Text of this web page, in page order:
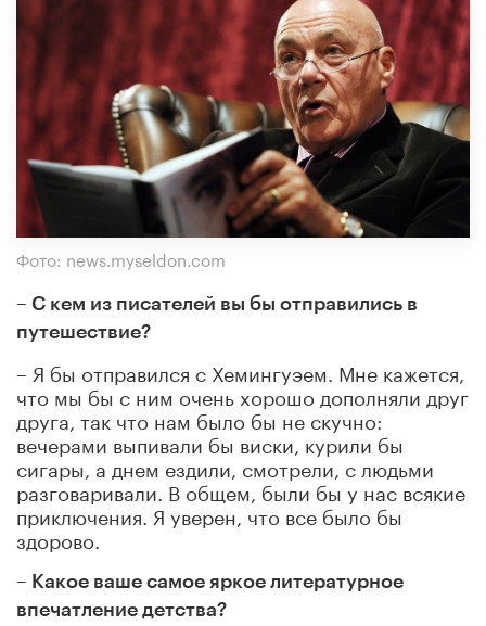
Фото: news.myseldon.com
– С кем из писателей вы бы отправились в
путешествие?
– Я бы отправился с Хемингуэем. Мне кажется,
что мы бы с ним очень хорошо дополняли друг
друга, так что нам было бы не скучно:
вечерами выпивали бы виски, курили бы
сигары, а днем ездили, смотрели, с людьми
разговаривали. В общем, были бы у нас всякие
приключения. Я уверен, что все было бы
здорово.
– Какое ваше самое яркое литературное
впечатление детства?